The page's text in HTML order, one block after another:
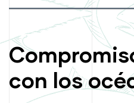
con los